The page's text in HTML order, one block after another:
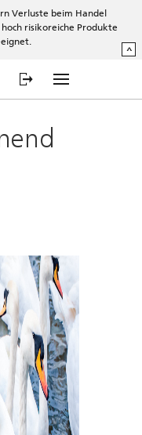
Verluste beim Handel
risikoreiche Produkte
^